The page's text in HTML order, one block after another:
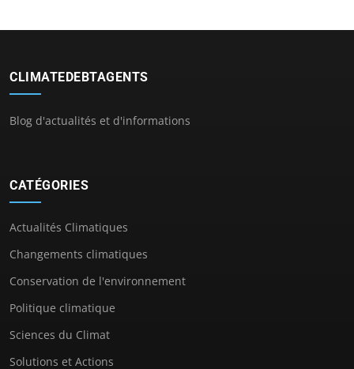
CLIMATEDEBTAGENTS
Blog d'actualités et d'informations
CATÉGORIES
Actualités Climatiques
Changements climatiques
Conservation de l'environnement
Politique climatique
Sciences du Climat
Solutions et Actions